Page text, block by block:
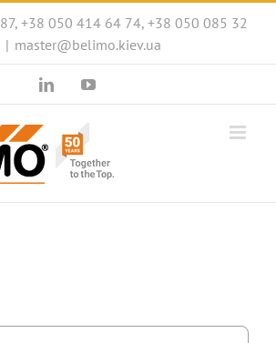
+38 050 414 64 74, +38 050 085 32
| master@belimo.kiev.ua
LinkedInYouTube